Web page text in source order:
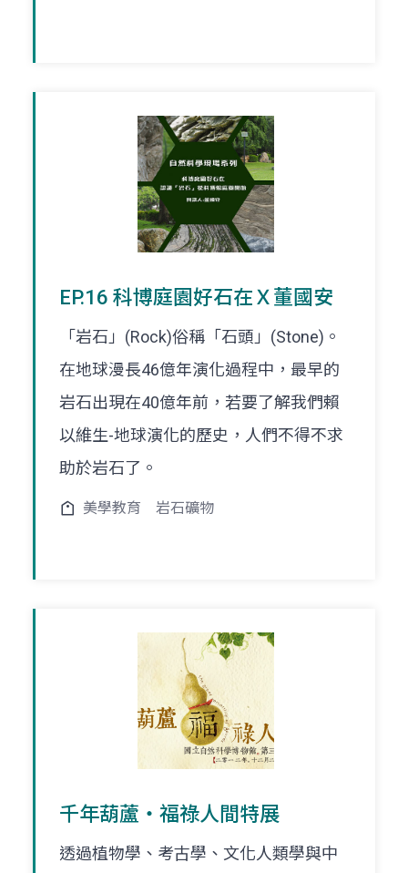
EP.16 科博庭園好石在Ｘ董國安
「岩石」(Rock)俗稱「石頭」(Stone)。
在地球漫長46億年演化過程中，最早的
岩石出現在40億年前，若要了解我們賴
以維生-地球演化的歷史，人們不得不求
助於岩石了。
美學教育 岩石礦物
千年葫蘆‧福祿人間特展
透過植物學、考古學、文化人類學與中